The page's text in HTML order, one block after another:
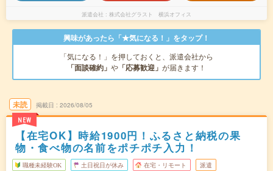
派遣会社 株式会社グラスト 横浜オフィス
興味があったら「★気になる！」をタップ！
「気になる！」を押しておくと、派遣会社から
「面談確約」 や 「応募歓迎」 が届きます！
未読
NEW
掲載日 2026/08/05
【在宅OK】時給1900円！ふるさと納税の果
物・食べ物の名前をポチポチ入力！
職種未経験OK 土日祝日が休み 在宅・リモート 派遣